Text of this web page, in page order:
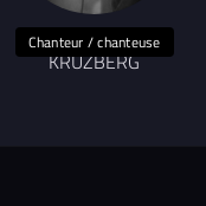
Chanteur / chanteuse
KRUZBERG